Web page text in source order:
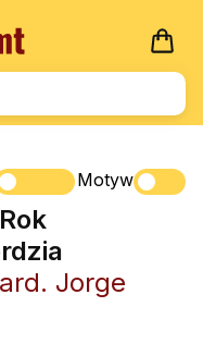
Motyw
Jorge